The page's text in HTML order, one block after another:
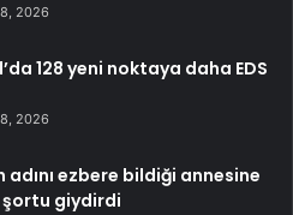
2026
128 yeni noktaya daha EDS
2026
adını ezbere bildiği annesine
giydirdi